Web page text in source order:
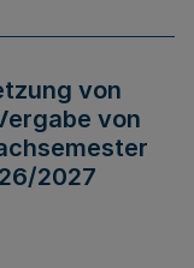
von
von
2027